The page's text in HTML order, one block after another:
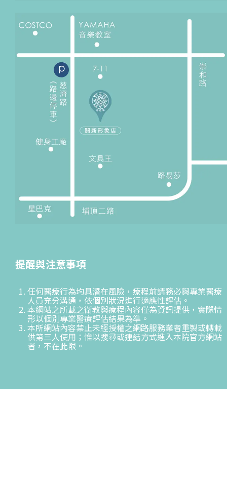
提醒與注意事項
任何醫療行為均具潛在風險，療程前請務必與專業醫療
人員充分溝通，依個別狀況進行適應性評估。
本網站之所載之衛教與療程內容僅為資訊提供，實際情
形以個別專業醫療評估結果為準。
本所網站內容禁止未經授權之網路服務業者重製或轉載
供第三人使用；惟以搜尋或連結方式進入本院官方網站
者，不在此限。